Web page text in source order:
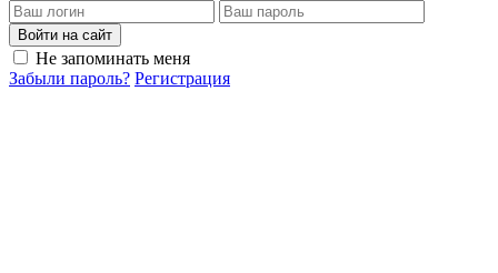
Войти на сайт
Не запоминать меня
Забыли пароль? Регистрация